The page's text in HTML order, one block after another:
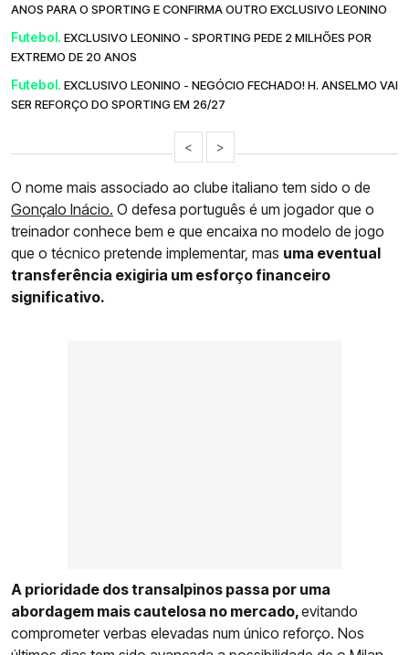
ANOS PARA O SPORTING E CONFIRMA OUTRO EXCLUSIVO LEONINO
Futebol. EXCLUSIVO LEONINO - SPORTING PEDE 2 MILHÕES POR
EXTREMO DE 20 ANOS
Futebol. EXCLUSIVO LEONINO - NEGÓCIO FECHADO! H. ANSELMO VAI
SER REFORÇO DO SPORTING EM 26/27
< >
O nome mais associado ao clube italiano tem sido o de
Gonçalo Inácio. O defesa português é um jogador que o
treinador conhece bem e que encaixa no modelo de jogo
que o técnico pretende implementar, mas uma eventual
transferência exigiria um esforço financeiro
significativo.
A prioridade dos transalpinos passa por uma
abordagem mais cautelosa no mercado,evitando
comprometer verbas elevadas num único reforço. Nos